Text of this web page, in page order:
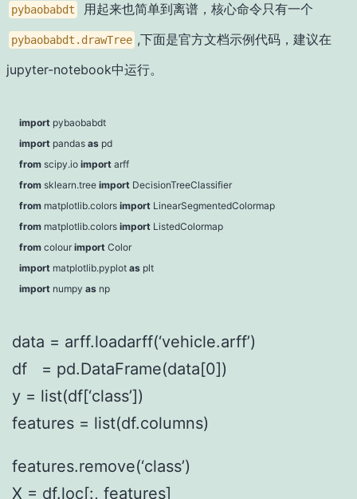
pybaobabdt 用起来也简单到离谱，核心命令只有一个
pybaobabdt.drawTree ,下面是官方文档示例代码，建议在
jupyter-notebook中运行。
import pybaobabdt
import pandas as pd
from scipy.io import arff
from sklearn.tree import DecisionTreeClassifier
from matplotlib.colors import LinearSegmentedColormap
from matplotlib.colors import ListedColormap
from colour import Color
import matplotlib.pyplot as plt
import numpy as np
data = arff.loadarff(‘vehicle.arff’)
df = pd.DataFrame(data[0])
y = list(df[‘class’])
features = list(df.columns)
features.remove(‘class’)
X = df.loc[:, features]